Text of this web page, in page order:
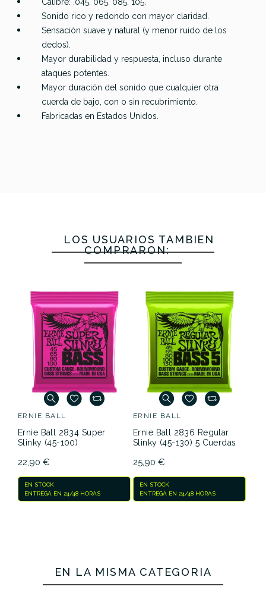
Sonido rico y redondo con mayor claridad.
Sensación suave y natural (y menor ruido de los
dedos).
Mayor durabilidad y respuesta, incluso durante
ataques potentes.
Mayor duración del sonido que cualquier otra
cuerda de bajo, con o sin recubrimiento.
Fabricadas en Estados Unidos.
LOS USUARIOS TAMBIÉN
COMPRARON:
ERNIE BALL
Ernie Ball 2834 Super
Slinky (45-100)
22,90 €
EN STOCK
ENTREGA EN 24/48 HORAS
ERNIE BALL
Ernie Ball 2836 Regular
Slinky (45-130) 5 Cuerdas
25,90 €
EN STOCK
ENTREGA EN 24/48 HORAS
EN LA MISMA CATEGORÍA